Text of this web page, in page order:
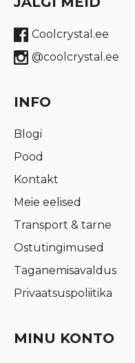
Coolcrystal.ee
@coolcrystal.ee
INFO
Blogi
Pood
Kontakt
Meie eelised
Transport & tarne
Ostutingimused
Taganemisavaldus
Privaatsuspoliitika
MINU KONTO